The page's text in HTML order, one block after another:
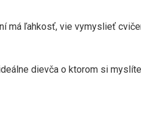
má ľahkosť, vie vymyslieť
dievča o ktorom si